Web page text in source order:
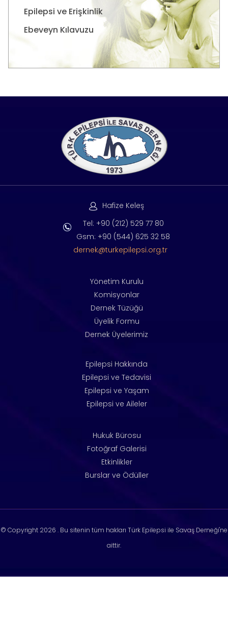
Epilepsi ve Erişkinlik
Ebeveyn Kılavuzu
Hafize Keleş
Tel: +90 (212) 529 77 80
Gsm: +90 (544) 625 32 58
dernek@turkepilepsi.org.tr
Yönetim Kurulu
Komisyonlar
Dernek Tüzüğü
Üyelik Formu
Dernek Üyelerimiz
Epilepsi Hakkında
Epilepsi ve Tedavisi
Epilepsi ve Yaşam
Epilepsi ve Aileler
Hukuk Bürosu
Fotoğraf Galerisi
Etkinlikler
Burslar ve Ödüller
© Copyright 2026 . Bu sitenin tüm hakları Türk Epilepsi ile Savaş Derneği'ne
aittir.